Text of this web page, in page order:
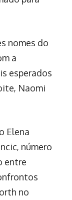
nomes do
a
esperados
Naomi
Elena
número
entre
no